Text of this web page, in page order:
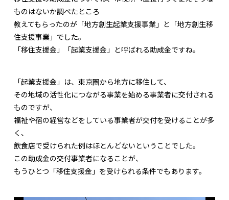
ものはないか調べたところ
教えてもらったのが「地方創生起業支援事業」と「地方創生移
住支援事業」でした。
「移住支援金」「起業支援金」と呼ばれる助成金ですね。
「起業支援金」は、東京圏から地方に移住して、
その地域の活性化につながる事業を始める事業者に交付される
ものですが、
福祉や宿の経営などをしている事業者が交付を受けることが多
く、
飲食店で受けられた例はほとんどないということでした。
この助成金の交付事業者になることが、
もうひとつ「移住支援金」を受けられる条件でもあります。